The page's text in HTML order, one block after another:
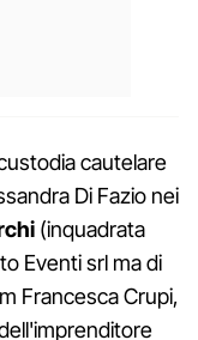
cautelare
Di Fazio nei
(inquadrata
Eventi srl ma di
Francesca Crupi,